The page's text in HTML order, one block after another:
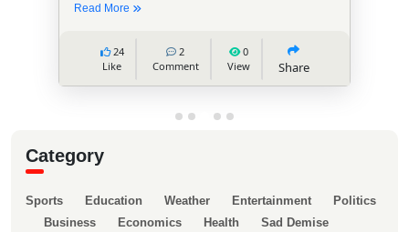
Read More
24
Like
2
Comment
0
View
Share
Category
Sports Education Weather Entertainment
Politics
Business
Economics Health
Sad Demise